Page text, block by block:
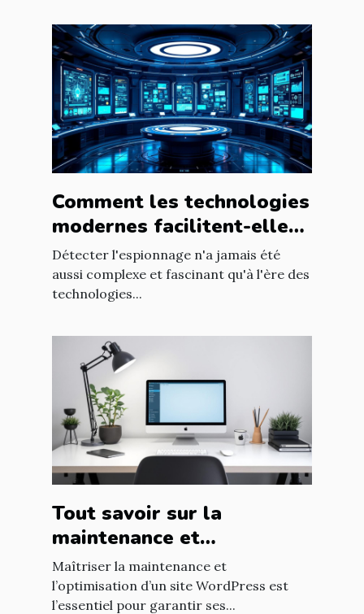
Comment les technologies
modernes facilitent-elles
la détection d'espionnage
?
Détecter l'espionnage n'a jamais été
aussi complexe et fascinant qu'à l'ère des
technologies...
Tout savoir sur la
maintenance et
l'optimisation de sites
WordPress
Maîtriser la maintenance et
l’optimisation d’un site WordPress est
l’essentiel pour garantir ses...